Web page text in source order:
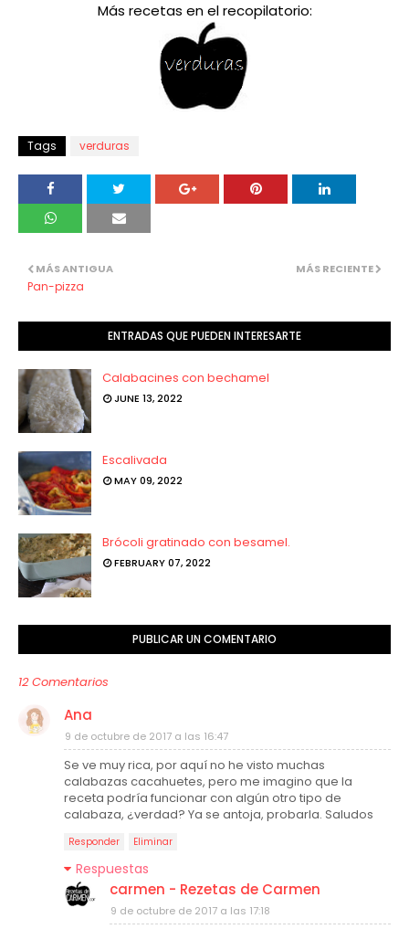
Más recetas en el recopilatorio:
Tags verduras
MÁS RECIENTE
MÁS ANTIGUA
Pan-pizza
ENTRADAS QUE PUEDEN INTERESARTE
Calabacines con bechamel
JUNE 13, 2022
Escalivada
MAY 09, 2022
Brócoli gratinado con besamel.
FEBRUARY 07, 2022
PUBLICAR UN COMENTARIO
12 Comentarios
Ana
9 de octubre de 2017 a las 16:47
Se ve muy rica, por aquí no he visto muchas
calabazas cacahuetes, pero me imagino que la
receta podría funcionar con algún otro tipo de
calabaza, ¿verdad? Ya se antoja, probarla. Saludos
Responder Eliminar
Respuestas
carmen - Rezetas de Carmen
9 de octubre de 2017 a las 17:18